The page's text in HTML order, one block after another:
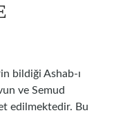
bildiği Ashab-ı
ve Semud
edilmektedir. Bu